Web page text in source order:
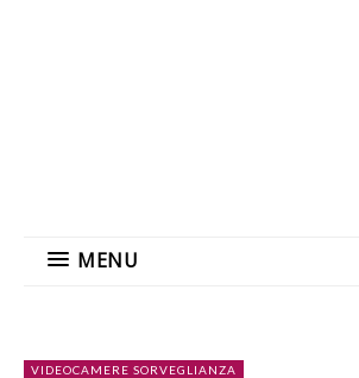
MENU
VIDEOCAMERE SORVEGLIANZA